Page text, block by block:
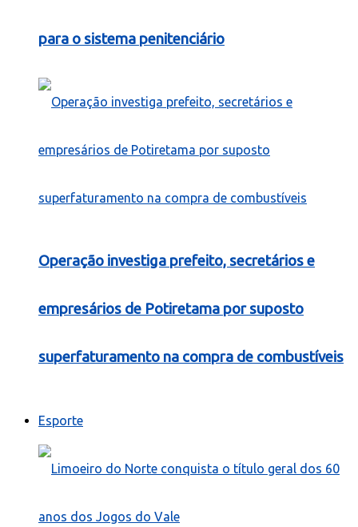
para o sistema penitenciário
Operação investiga prefeito, secretários e
empresários de Potiretama por suposto
superfaturamento na compra de combustíveis
Esporte